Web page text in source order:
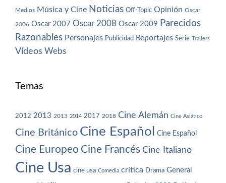
Medios Música y Cine Noticias Off-Topic Opinión Oscar
2006 Oscar 2007 Oscar 2008 Oscar 2009 Parecidos
Razonables Personajes Publicidad Reportajes Serie Trailers
Vídeos Webs
Temas
2012 2013 2013 2014 2017 2018 Cine Alemán Cine Asiático
Cine Británico Cine Español Cine Español
Cine Europeo Cine Francés Cine Italiano
Cine Usa cine usa Comedia crítica Drama General